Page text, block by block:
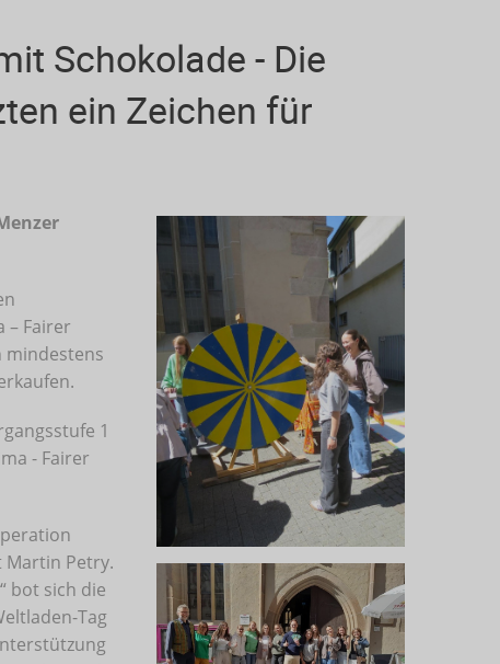
Schokolade - Die
ein Zeichen für
– Fairer
mindestens
1
- Fairer
Martin Petry.
bot sich die
Tag